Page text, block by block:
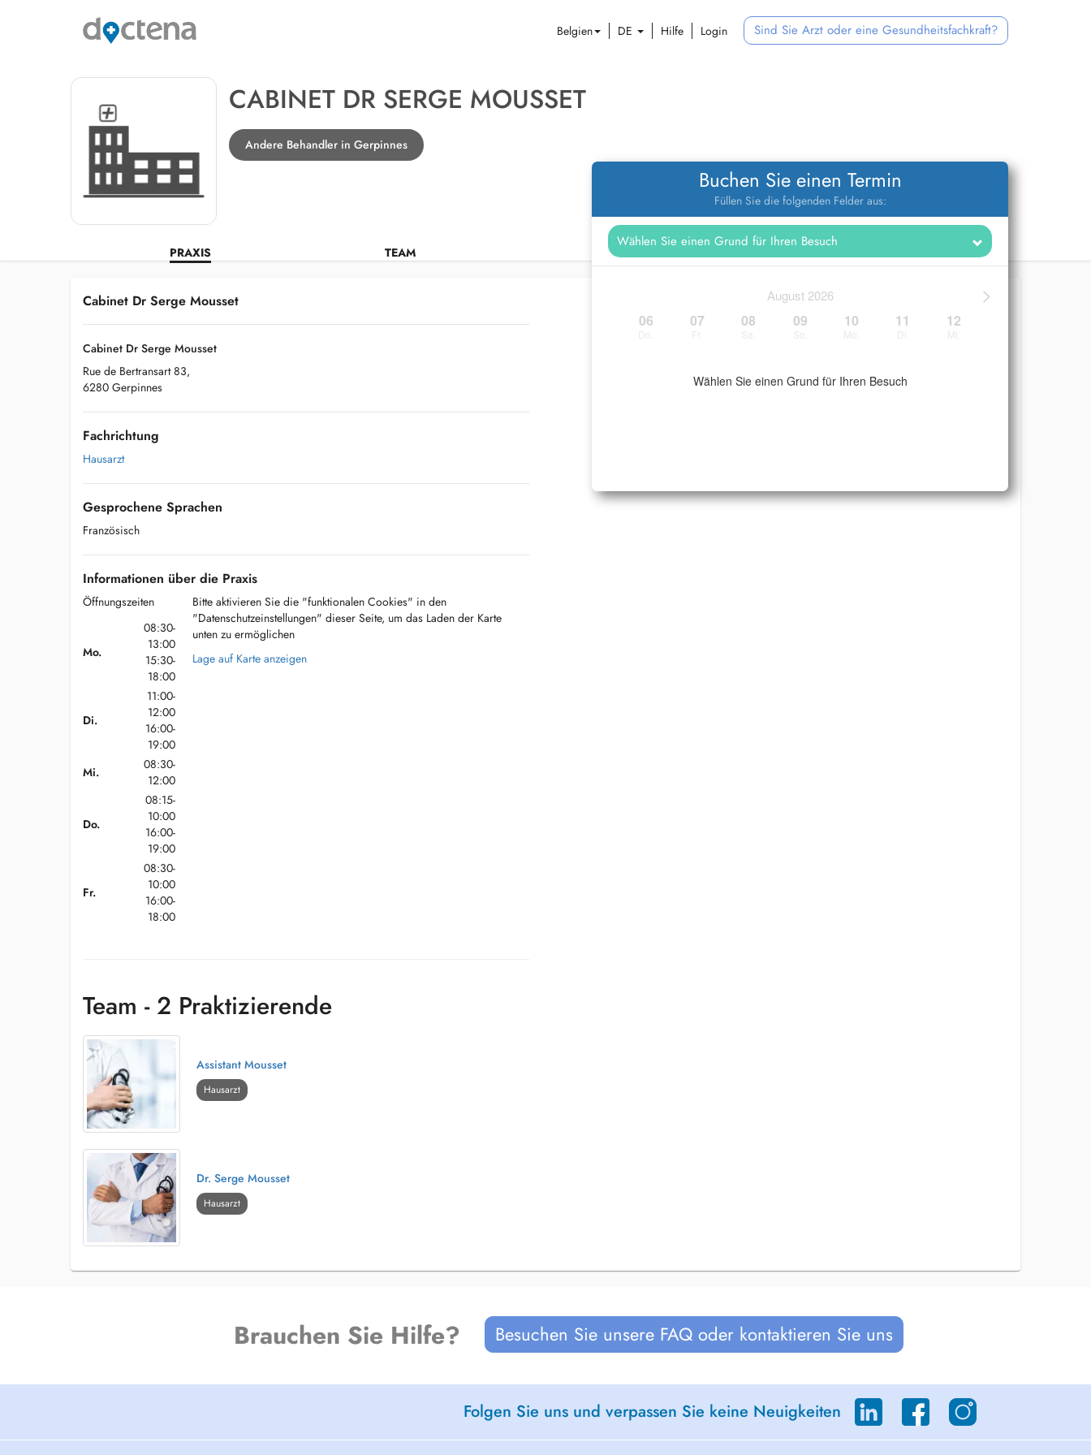
Belgien DE Hilfe Login Sind Sie Arzt oder eine Gesundheitsfachkraft?
CABINET DR SERGE MOUSSET
Andere Behandler in Gerpinnes
PRAXIS TEAM
Buchen Sie einen Termin
Füllen Sie die folgenden Felder aus:
>
August 2026
06 07 08 09 10 11 12
Wählen Sie einen Grund für Ihren Besuch
Cabinet Dr Serge Mousset
Cabinet Dr Serge Mousset
Rue de Bertransart 83,
6280 Gerpinnes
Fachrichtung
Hausarzt
Gesprochene Sprachen
Französisch
Informationen über die Praxis
Öffnungszeiten
Mo.
08:30-
13:00
15:30-
18:00
Di.
11:00-
12:00
16:00-
19:00
Mi.
08:30-
12:00
Do.
08:15-
10:00
16:00-
19:00
Fr.
08:30-
10:00
16:00-
18:00
Bitte aktivieren Sie die "funktionalen Cookies" in den
"Datenschutzeinstellungen" dieser Seite, um das Laden der Karte
unten zu ermöglichen
Lage auf Karte anzeigen
Team - 2 Praktizierende
Assistant Mousset
Hausarzt
Dr. Serge Mousset
Hausarzt
Brauchen Sie Hilfe? Besuchen Sie unsere FAQ oder kontaktieren Sie uns
Folgen Sie uns und verpassen Sie keine Neuigkeiten